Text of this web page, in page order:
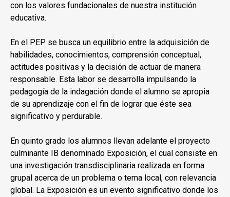
con los valores fundacionales de nuestra institución
educativa.
En el PEP se busca un equilibrio entre la adquisición de
habilidades, conocimientos, comprensión conceptual,
actitudes positivas y la decisión de actuar de manera
responsable. Esta labor se desarrolla impulsando la
pedagogía de la indagación donde el alumno se apropia
de su aprendizaje con el fin de lograr que éste sea
significativo y perdurable.
En quinto grado los alumnos llevan adelante el proyecto
culminante IB denominado Exposición, el cual consiste en
una investigación transdisciplinaria realizada en forma
grupal acerca de un problema o tema local, con relevancia
global. La Exposición es un evento significativo donde los